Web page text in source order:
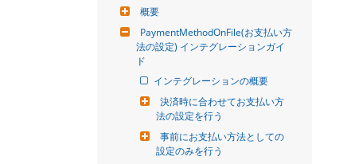
概要
PaymentMethodOnFile(お支払い方
法の設定) インテグレーションガイ
ド
インテグレーションの概要
決済時に合わせてお支払い方
法の設定を行う
事前にお支払い方法としての
設定のみを行う